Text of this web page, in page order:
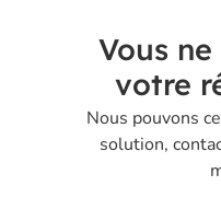
Vous
votre
Nous pouvons
solution,